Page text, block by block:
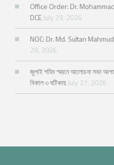
Office Order: Dr.
DCE July 29, 2026
NOC: Dr. Md. Sultan
28, 2026
জুলাই শহিদ স্মরনে আলোচনা সভা
বিকাল ৩ ঘটিকায় July 27, 2026